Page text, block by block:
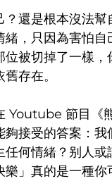
還是根本沒法幫
緒，只因為害怕
被切掉了一樣
存在。
Youtube 節目
接受的答案：
何情緒？别人
」真的是一種